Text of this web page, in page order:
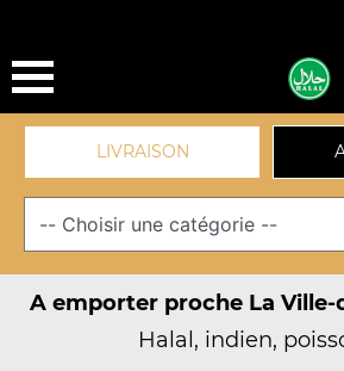
LIVRAISON
A emporter proche La Ville-
Halal, indien,